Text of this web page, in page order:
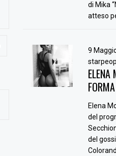
di Mika
atteso
9
ELENA
Elena
del
del